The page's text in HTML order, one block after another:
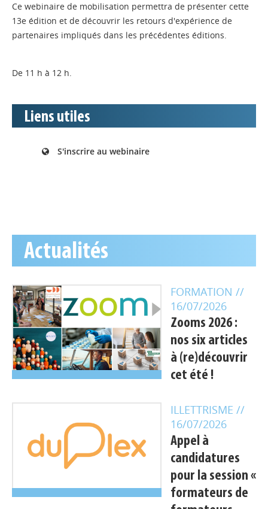
Ce webinaire de mobilisation permettra de présenter cette
13e édition et de découvrir les retours d'expérience de
partenaires impliqués dans les précédentes éditions.
De 11 h à 12 h.
Liens utiles
S'inscrire au webinaire
Actualités
FORMATION //
16/07/2026
Zooms 2026 :
nos six articles
à (re)découvrir
cet été !
ILLETTRISME //
16/07/2026
Appel à
candidatures
pour la session «
formateurs de